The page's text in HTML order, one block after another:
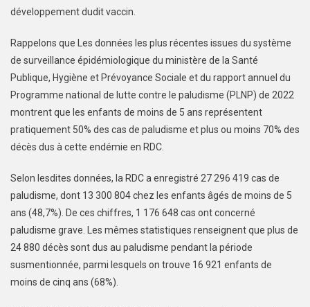
développement dudit vaccin.
Rappelons que Les données les plus récentes issues du système
de surveillance épidémiologique du ministère de la Santé
Publique, Hygiène et Prévoyance Sociale et du rapport annuel du
Programme national de lutte contre le paludisme (PLNP) de 2022
montrent que les enfants de moins de 5 ans représentent
pratiquement 50% des cas de paludisme et plus ou moins 70% des
décès dus à cette endémie en RDC.
Selon lesdites données, la RDC a enregistré 27 296 419 cas de
paludisme, dont 13 300 804 chez les enfants âgés de moins de 5
ans (48,7%). De ces chiffres, 1 176 648 cas ont concerné
paludisme grave. Les mêmes statistiques renseignent que plus de
24 880 décès sont dus au paludisme pendant la période
susmentionnée, parmi lesquels on trouve 16 921 enfants de
moins de cinq ans (68%).